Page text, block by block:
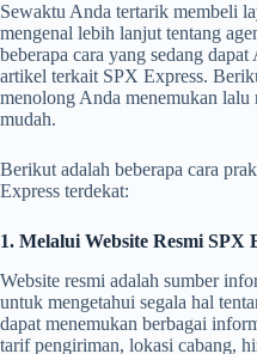
Sewaktu Anda tertarik membeli
mengenal lebih lanjut tentang
beberapa cara yang sedang
artikel terkait SPX Express.
menolong Anda menemukan
mudah.
Berikut adalah beberapa cara
Express terdekat:
1. Melalui Website Resmi SPX
Website resmi adalah sumber
untuk mengetahui segala hal
dapat menemukan berbagai
tarif pengiriman, lokasi cabang,